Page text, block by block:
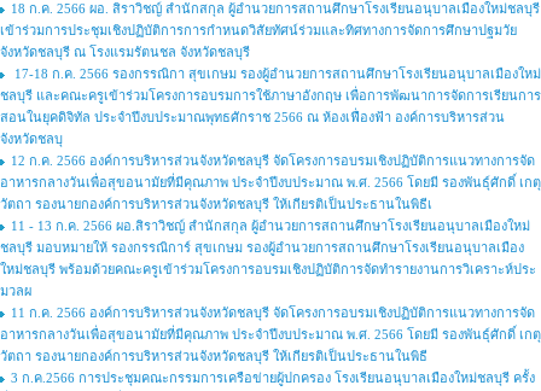
18 ก.ค. 2566 ผอ. สิราวิชญ์ สำนักสกุล ผู้อำนวยการสถานศึกษาโรงเรียนอนุบาลเมืองใหม่ชลบุรี
เข้าร่วมการประชุมเชิงปฏิบัติการการกำหนดวิสัยทัศน์ร่วมและทิศทางการจัดการศึกษาปฐมวัย
จังหวัดชลบุรี ณ โรงแรมรัตนชล จังหวัดชลบุรี
17-18 ก.ค. 2566 รองกรรณิกา สุขเกษม รองผู้อำนวยการสถานศึกษาโรงเรียนอนุบาลเมืองใหม่
ชลบุรี และคณะครูเข้าร่วมโครงการอบรมการใช้ภาษาอังกฤษ เพื่อการพัฒนาการจัดการเรียนการ
สอนในยุคดิจิทัล ประจำปีงบประมาณพุทธศักราช 2566 ณ ห้องเฟื่องฟ้า องค์การบริหารส่วน
จังหวัดชลบุ
12 ก.ค. 2566 องค์การบริหารส่วนจังหวัดชลบุรี จัดโครงการอบรมเชิงปฏิบัติการแนวทางการจัด
อาหารกลางวันเพื่อสุขอนามัยที่มีคุณภาพ ประจำปีงบประมาณ พ.ศ. 2566 โดยมี รองพันธ์ุศักดิ์ เกตุ
วัตถา รองนายกองค์การบริหารส่วนจังหวัดชลบุรี ให้เกียรติเป็นประธานในพิธีเ
11 - 13 ก.ค. 2566 ผอ.สิราวิชญ์ สำนักสกุล ผู้อำนวยการสถานศึกษาโรงเรียนอนุบาลเมืองใหม่
ชลบุรี มอบหมายให้ รองกรรณิการ์ สุขเกษม รองผู้อำนวยการสถานศึกษาโรงเรียนอนุบาลเมือง
ใหม่ชลบุรี พร้อมด้วยคณะครูเข้าร่วมโครงการอบรมเชิงปฏิบัติการจัดทำรายงานการวิเคราะห์ประ
มวลผ
11 ก.ค. 2566 องค์การบริหารส่วนจังหวัดชลบุรี จัดโครงการอบรมเชิงปฏิบัติการแนวทางการจัด
อาหารกลางวันเพื่อสุขอนามัยที่มีคุณภาพ ประจำปีงบประมาณ พ.ศ. 2566 โดยมี รองพันธ์ุศักดิ์ เกตุ
วัตถา รองนายกองค์การบริหารส่วนจังหวัดชลบุรี ให้เกียรติเป็นประธานในพิธี
3 ก.ค.2566 การประชุมคณะกรรมการเครือข่ายผู้ปกครอง โรงเรียนอนุบาลเมืองใหม่ชลบุรี ครั้ง